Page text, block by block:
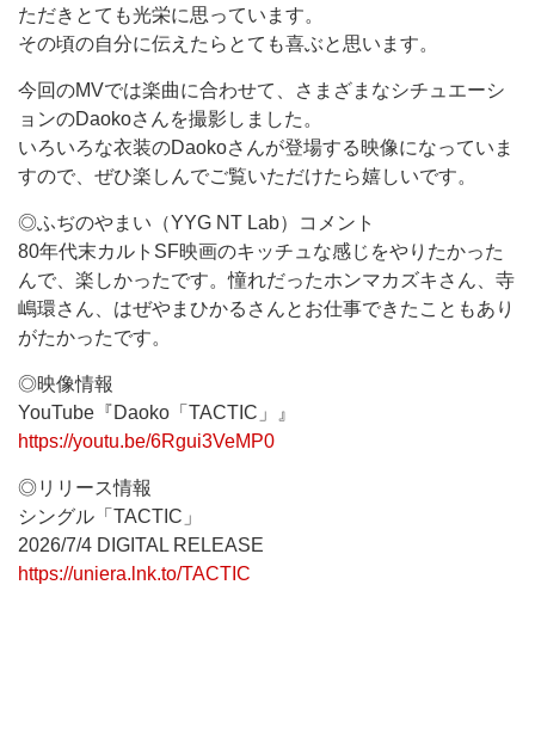
ただきとても光栄に思っています。
その頃の自分に伝えたらとても喜ぶと思います。
今回のMVでは楽曲に合わせて、さまざまなシチュエーシ
ョンのDaokoさんを撮影しました。
いろいろな衣装のDaokoさんが登場する映像になっていま
すので、ぜひ楽しんでご覧いただけたら嬉しいです。
◎ふぢのやまい（YYG NT Lab）コメント
80年代末カルトSF映画のキッチュな感じをやりたかった
んで、楽しかったです。憧れだったホンマカズキさん、寺
嶋環さん、はぜやまひかるさんとお仕事できたこともあり
がたかったです。
◎映像情報
YouTube『Daoko「TACTIC」』
https://youtu.be/6Rgui3VeMP0
◎リリース情報
シングル「TACTIC」
2026/7/4 DIGITAL RELEASE
https://uniera.lnk.to/TACTIC